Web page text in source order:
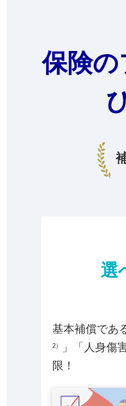
保険の
選
基本補償であ
2） 」「人身傷
限！